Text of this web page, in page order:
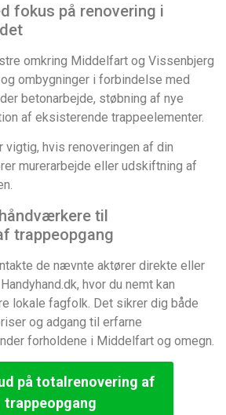
fokus på renovering i
omkring Middelfart og Vissenbjerg
ombygninger i forbindelse med
betonarbejde, støbning af nye
af eksisterende trappeelementer.
vigtig, hvis renoveringen af din
murerarbejde eller udskiftning af
til
trappeopgang
de nævnte aktører direkte eller
hvor du nemt kan
lokale fagfolk. Det sikrer dig både
og adgang til erfarne
forholdene i Middelfart og omegn.
på totalrenovering af
trappeopgang